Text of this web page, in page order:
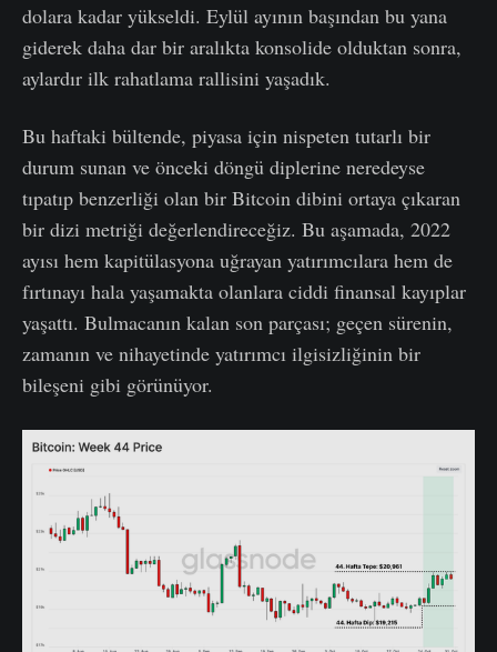
dolara kadar yükseldi. Eylül ayının başından bu yana
giderek daha dar bir aralıkta konsolide olduktan sonra,
aylardır ilk rahatlama rallisini yaşadık.
Bu haftaki bültende, piyasa için nispeten tutarlı bir
durum sunan ve önceki döngü diplerine neredeyse
tıpatıp benzerliği olan bir Bitcoin dibini ortaya çıkaran
bir dizi metriği değerlendireceğiz. Bu aşamada, 2022
ayısı hem kapitülasyona uğrayan yatırımcılara hem de
fırtınayı hala yaşamakta olanlara ciddi finansal kayıplar
yaşattı. Bulmacanın kalan son parçası; geçen sürenin,
zamanın ve nihayetinde yatırımcı ilgisizliğinin bir
bileşeni gibi görünüyor.